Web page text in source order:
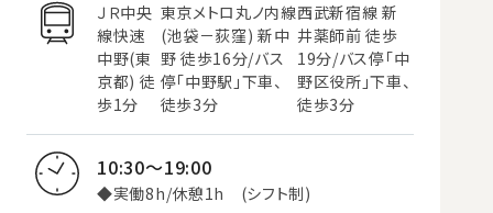
ＪＲ中央
線快速
中野(東
京都) 徒
歩1分
東京メトロ丸ノ内線
(池袋－荻窪) 新中
野 徒歩16分/バス
停「中野駅」下車、
徒歩3分
西武新宿線 新
井薬師前 徒歩
19分/バス停「中
野区役所」下車、
徒歩3分
10:30～19:00
◆実働8h/休憩1h (シフト制)